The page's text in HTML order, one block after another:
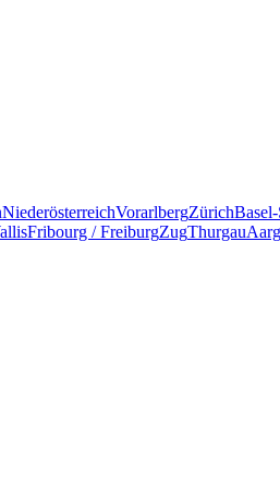
NiederösterreichVorarlbergZürich
Fribourg / FreiburgZugThurgau